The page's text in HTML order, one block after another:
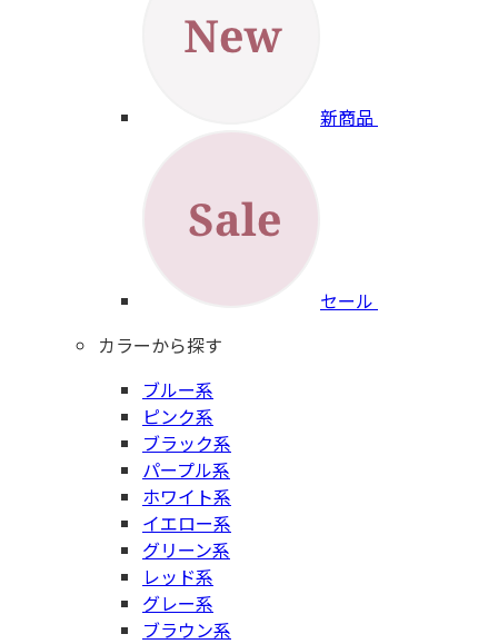
新商品
セール
カラーから探す
ブルー系
ピンク系
ブラック系
パープル系
ホワイト系
イエロー系
グリーン系
レッド系
グレー系
ブラウン系